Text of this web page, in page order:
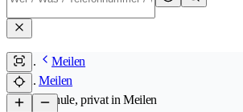
Meilen
Meilen
/Schule, privat in Meilen